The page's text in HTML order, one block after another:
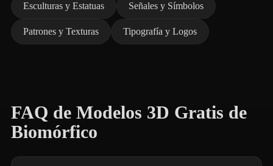
Esculturas y Estatuas Señales y Símbolos
Patrones y Texturas Tipografía y Logos
FAQ de Modelos 3D Gratis de
Biomórfico